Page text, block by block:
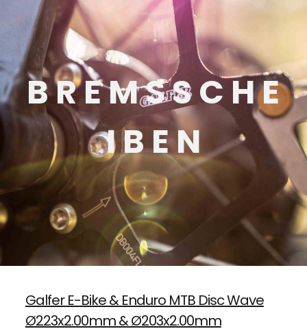
B R E M S S C H E
I B E N
Galfer E-Bike & Enduro MTB Disc Wave
Ø223x2.00mm & Ø203x2.00mm